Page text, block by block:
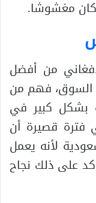
كان مغشوشا.
من أفضل
السوق، فهم من
بشكل كبير في
فترة قصيرة أن
لأنه يعمل
على ذلك نجاح